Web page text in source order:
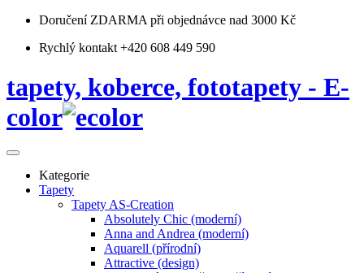
Doručení ZDARMA při objednávce nad 3000 Kč
Rychlý kontakt +420 608 449 590
tapety, koberce, fototapety - E-
color
Kategorie
Tapety
Tapety AS-Creation
Absolutely Chic (moderní)
Anna and Andrea (moderní)
Aquarell (přírodní)
Attractive (design)